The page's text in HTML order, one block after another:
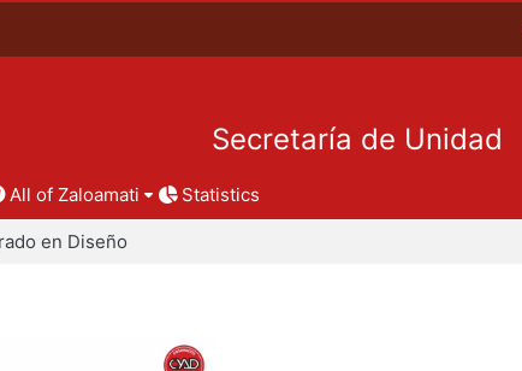
Secretaría de Unidad
All of Zaloamati Statistics
en Diseño